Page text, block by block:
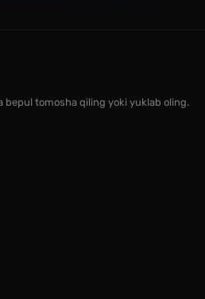
bepul tomosha qiling yoki yuklab oling.